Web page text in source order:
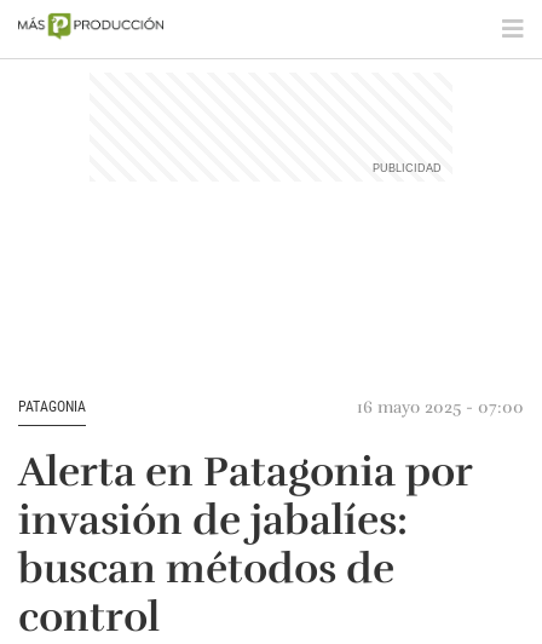
PATAGONIA 16 mayo 2025 - 07:00
Alerta en Patagonia por
invasión de jabalíes:
buscan métodos de
control